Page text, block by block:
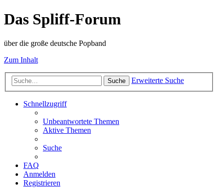
Das Spliff-Forum
über die große deutsche Popband
Zum Inhalt
Suche Erweiterte Suche
Schnellzugriff
Unbeantwortete Themen
Aktive Themen
Suche
FAQ
Anmelden
Registrieren